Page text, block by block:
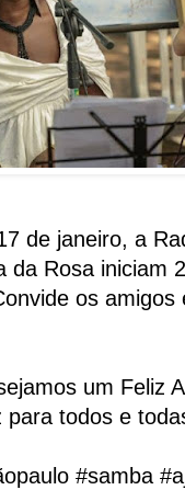
de janeiro, a
da Rosa iniciam
os amigos
um Feliz
para todos e
#samba